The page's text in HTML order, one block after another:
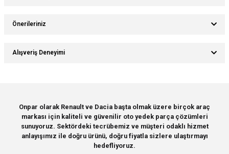
Önerileriniz
Bu ürünün fiyat bilgisi, resim, ürün açıklamalarında ve diğer konularda
yetersiz gördüğünüz noktaları öneri formunu kullanarak tarafımıza
Ürün resmi kalitesiz, bozuk veya görüntülenemiyor.
Ürün açıklamasında eksik bilgiler bulunuyor.
Ürün bilgilerinde hatalar bulunuyor.
Ürün fiyatı diğer sitelerden daha pahalı.
Alışveriş Deneyimi
Deneyimini Paylaş
Onpar olarak Renault ve Dacia başta olmak üzere birçok araç
markası için kaliteli ve güvenilir oto yedek parça çözümleri
sunuyoruz. Sektördeki tecrübemiz ve müşteri odaklı hizmet
anlayışımız ile doğru ürünü, doğru fiyatla sizlere ulaştırmayı
hedefliyoruz.